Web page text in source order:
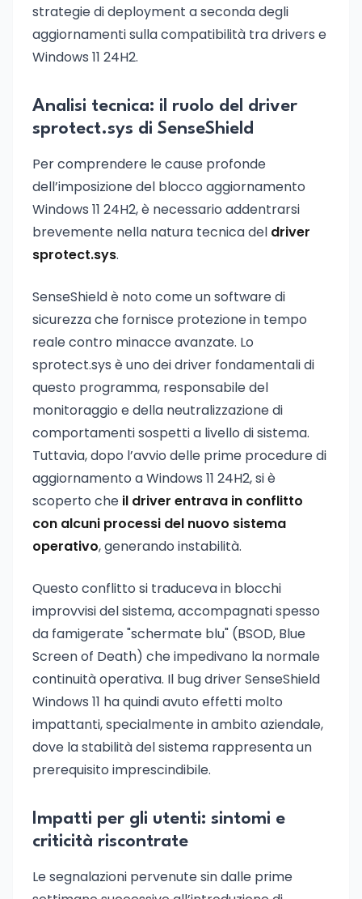
strategie di deployment a seconda degli
aggiornamenti sulla compatibilità tra drivers e
Windows 11 24H2.
Analisi tecnica: il ruolo del driver
sprotect.sys di SenseShield
Per comprendere le cause profonde
dell’imposizione del blocco aggiornamento
Windows 11 24H2, è necessario addentrarsi
brevemente nella natura tecnica del driver
sprotect.sys.
SenseShield è noto come un software di
sicurezza che fornisce protezione in tempo
reale contro minacce avanzate. Lo
sprotect.sys è uno dei driver fondamentali di
questo programma, responsabile del
monitoraggio e della neutralizzazione di
comportamenti sospetti a livello di sistema.
Tuttavia, dopo l’avvio delle prime procedure di
aggiornamento a Windows 11 24H2, si è
scoperto che il driver entrava in conflitto
con alcuni processi del nuovo sistema
operativo, generando instabilità.
Questo conflitto si traduceva in blocchi
improvvisi del sistema, accompagnati spesso
da famigerate "schermate blu" (BSOD, Blue
Screen of Death) che impedivano la normale
continuità operativa. Il bug driver SenseShield
Windows 11 ha quindi avuto effetti molto
impattanti, specialmente in ambito aziendale,
dove la stabilità del sistema rappresenta un
prerequisito imprescindibile.
Impatti per gli utenti: sintomi e
criticità riscontrate
Le segnalazioni pervenute sin dalle prime